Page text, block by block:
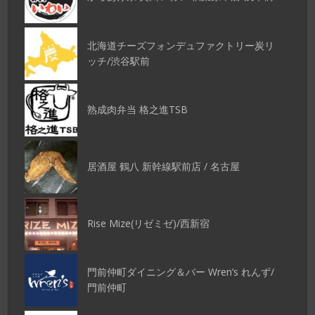
北海道チーズフォンデュファクトリー炭リ
ッチ/渋谷駅前
熟成肉弁当 格之進TSB
居酒屋 鶴八 新幹線駅前店 / 名古屋
Rise Mize(リゼミゼ)/西新宿
門前仲町ダイニング＆バー Wren’s れんず/
門前仲町